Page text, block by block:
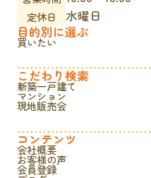
定休日
水曜日
目的別に選ぶ
買いたい
こだわり検索
新築一戸建て
マンション
現地販売会
コンテンツ
会社概要
お客様の声
会員登録